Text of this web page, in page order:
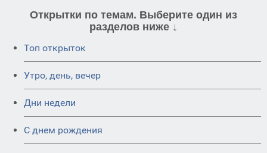
Открытки по темам. Выберите один из
разделов ниже ↓
Топ открыток
Утро, день, вечер
Дни недели
C днем рождения